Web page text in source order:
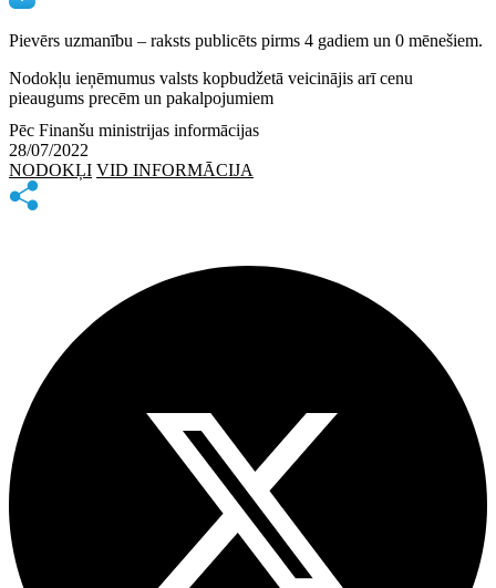
Pievērs uzmanību – raksts publicēts pirms 4 gadiem un 0 mēnešiem.
Nodokļu ieņēmumus valsts kopbudžetā veicinājis arī cenu
pieaugums precēm un pakalpojumiem
Pēc Finanšu ministrijas informācijas
28/07/2022
NODOKĻI VID INFORMĀCIJA